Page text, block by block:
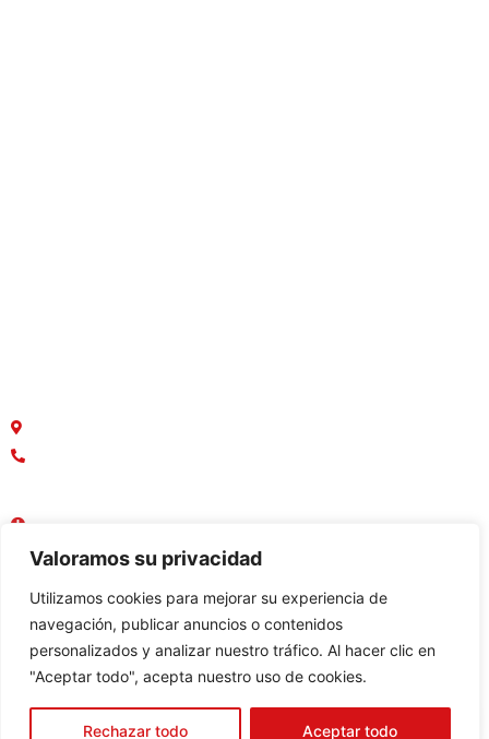
Valoramos su privacidad
Utilizamos cookies para mejorar su experiencia de
navegación, publicar anuncios o contenidos
personalizados y analizar nuestro tráfico. Al hacer clic en
"Aceptar todo", acepta nuestro uso de cookies.
Rechazar todo Aceptar todo
Desarrollado por Bim Soluciones
Bienes raices:
Constructora: